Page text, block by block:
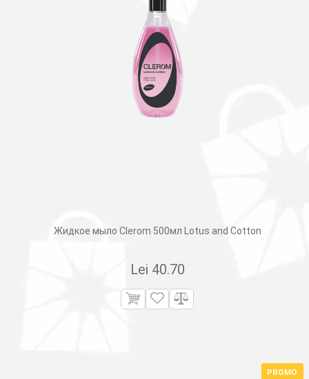
Жидкое мыло Clerom 500мл Lotus and Cotton
Lei 40.70
PROMO